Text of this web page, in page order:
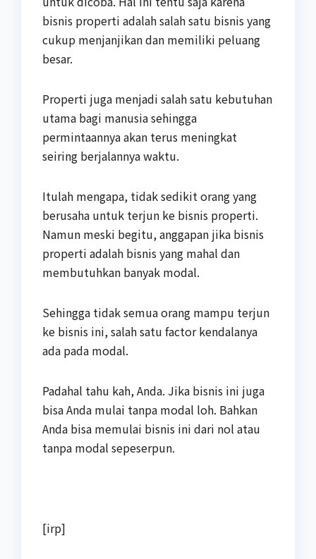
bisnis properti adalah salah satu bisnis yang
cukup menjanjikan dan memiliki peluang
besar.
Properti juga menjadi salah satu kebutuhan
utama bagi manusia sehingga
permintaannya akan terus meningkat
seiring berjalannya waktu.
Itulah mengapa, tidak sedikit orang yang
berusaha untuk terjun ke bisnis properti.
Namun meski begitu, anggapan jika bisnis
properti adalah bisnis yang mahal dan
membutuhkan banyak modal.
Sehingga tidak semua orang mampu terjun
ke bisnis ini, salah satu factor kendalanya
ada pada modal.
Padahal tahu kah, Anda. Jika bisnis ini juga
bisa Anda mulai tanpa modal loh. Bahkan
Anda bisa memulai bisnis ini dari nol atau
tanpa modal sepeserpun.
[irp]